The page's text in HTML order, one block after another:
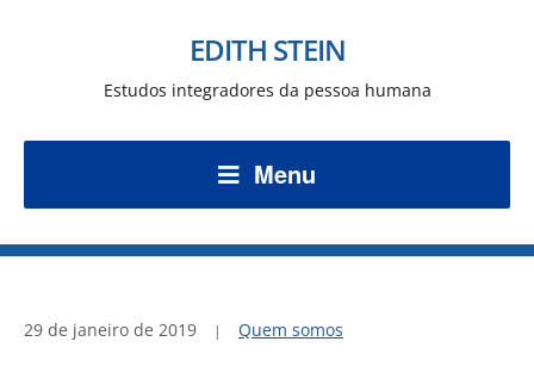
EDITH STEIN
Estudos integradores da pessoa humana
Menu
29 de janeiro de 2019 Quem somos